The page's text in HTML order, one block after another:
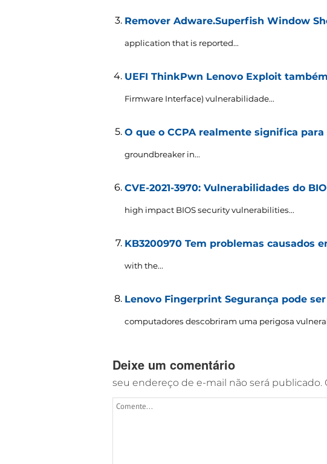
Remover Adware.Superfish Window
application that is reported...
UEFI ThinkPwn Lenovo Exploit
Firmware Interface) vulnerabilidade...
O que o CCPA realmente significa
groundbreaker in...
CVE-2021-3970: Vulnerabilidades do
high impact BIOS security vulnerabilities...
KB3200970 Tem problemas causados
with the...
Lenovo Fingerprint Segurança pode
computadores descobriram uma perigosa
Deixe um comentário
seu endereço de e-mail não será publicado.